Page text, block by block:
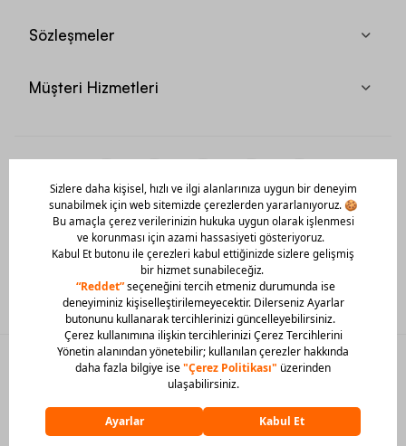
Sözleşmeler
Müşteri Hizmetleri
Mobil Uygulamamızı Hemen İndir!
© 2026 Barcin Tüm Hakları Saklıdır
Sitedeki görsel materyaller izinsiz kullanılamaz.